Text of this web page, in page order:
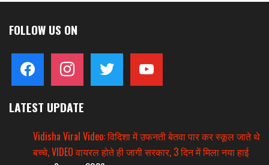
FOLLOW US ON
facebook instagram twitter youtube
LATEST UPDATE
Vidisha Viral Video: विदिशा में उफनती बेतवा पार कर स्कूल जाते थे
बच्चे, VIDEO वायरल होते ही जागी सरकार, 3 दिन में मिला नया हाई